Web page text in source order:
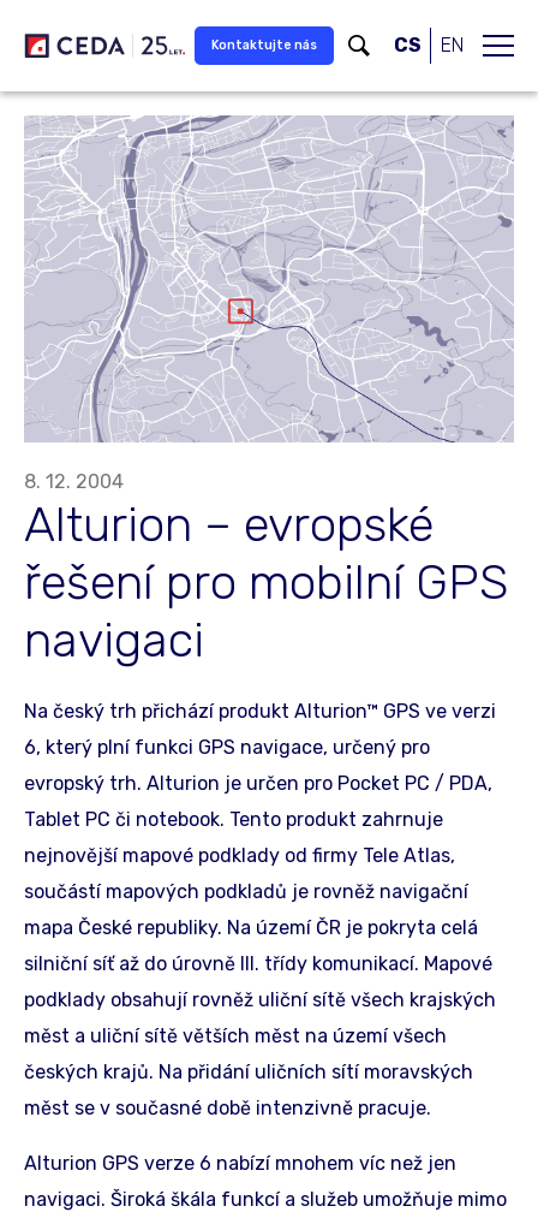
Kontaktujte nás CS EN
8. 12. 2004
Alturion – evropské
řešení pro mobilní GPS
navigaci
Na český trh přichází produkt Alturion™ GPS ve verzi
6, který plní funkci GPS navigace, určený pro
evropský trh. Alturion je určen pro Pocket PC / PDA,
Tablet PC či notebook. Tento produkt zahrnuje
nejnovější mapové podklady od firmy Tele Atlas,
součástí mapových podkladů je rovněž navigační
mapa České republiky. Na území ČR je pokryta celá
silniční síť až do úrovně III. třídy komunikací. Mapové
podklady obsahují rovněž uliční sítě všech krajských
měst a uliční sítě větších měst na území všech
českých krajů. Na přidání uličních sítí moravských
měst se v současné době intenzivně pracuje.
Alturion GPS verze 6 nabízí mnohem víc než jen
navigaci. Široká škála funkcí a služeb umožňuje mimo